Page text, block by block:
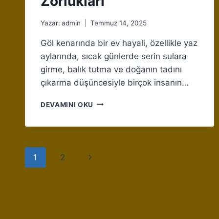
Yazar: admin Temmuz 14, 2025
Göl kenarında bir ev hayali, özellikle yaz
aylarında, sıcak günlerde serin sulara
girme, balık tutma ve doğanın tadını
çıkarma düşüncesiyle birçok insanın…
DEVAMINI OKU KIŞIN
Page
1 2
Next